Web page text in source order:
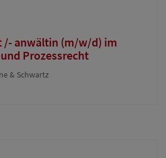
/- anwältin (m/w/d) im
Prozessrecht
& Schwartz